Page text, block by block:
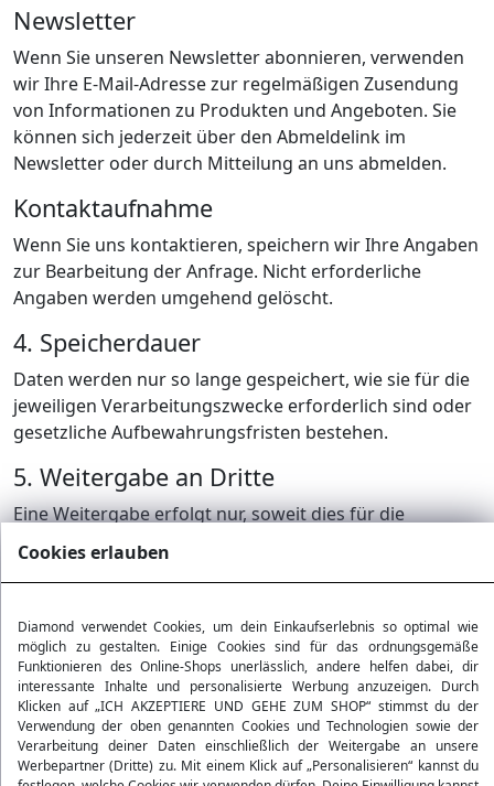
Newsletter
Wenn Sie unseren Newsletter abonnieren, verwenden
wir Ihre E-Mail-Adresse zur regelmäßigen Zusendung
von Informationen zu Produkten und Angeboten. Sie
können sich jederzeit über den Abmeldelink im
Newsletter oder durch Mitteilung an uns abmelden.
Kontaktaufnahme
Wenn Sie uns kontaktieren, speichern wir Ihre Angaben
zur Bearbeitung der Anfrage. Nicht erforderliche
Angaben werden umgehend gelöscht.
4. Speicherdauer
Daten werden nur so lange gespeichert, wie sie für die
jeweiligen Verarbeitungszwecke erforderlich sind oder
gesetzliche Aufbewahrungsfristen bestehen.
5. Weitergabe an Dritte
Eine Weitergabe erfolgt nur, soweit dies für die
Vertragserfüllung erforderlich ist oder wir gesetzlich
verpflichtet sind – z. B. an Logistikunternehmen,
6. Cookies
Diese Website verwendet Cookies und ähnliche
Technologien, um die Benutzerfreundlichkeit zu
verbessern, Inhalte zu personalisieren, Funktionen für
soziale Medien anzubieten und den Zugriff auf unsere
Website zu analysieren.
Cookies erlauben
Diamond verwendet Cookies, um dein Einkaufserlebnis so optimal wie
möglich zu gestalten. Einige Cookies sind für das ordnungsgemäße
Funktionieren des Online-Shops unerlässlich, andere helfen dabei, dir
interessante Inhalte und personalisierte Werbung anzuzeigen. Durch
Klicken auf „ICH AKZEPTIERE UND GEHE ZUM SHOP“ stimmst du der
Verwendung der oben genannten Cookies und Technologien sowie der
Verarbeitung deiner Daten einschließlich der Weitergabe an unsere
Werbepartner (Dritte) zu. Mit einem Klick auf „Personalisieren“ kannst du